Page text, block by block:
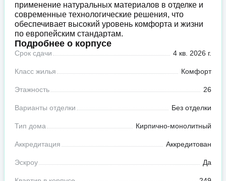
применение натуральных материалов в отделке и
современные технологические решения, что
обеспечивает высокий уровень комфорта и жизни
по европейским стандартам.
Подробнее о корпусе
Срок сдачи 4 кв. 2026 г.
Класс жилья Комфорт
Этажность 26
Варианты отделки Без отделки
Тип дома Кирпично-монолитный
Аккредитация Аккредитован
Эскроу Да